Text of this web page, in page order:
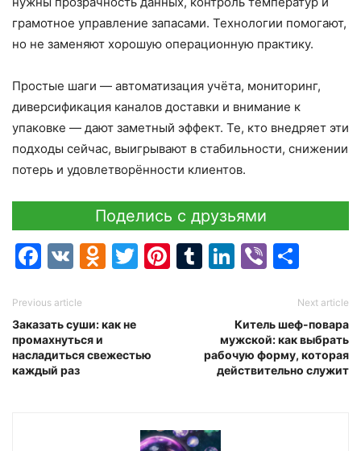
грамотное управление запасами. Технологии помогают,
но не заменяют хорошую операционную практику.
Простые шаги — автоматизация учёта, мониторинг,
диверсификация каналов доставки и внимание к
упаковке — дают заметный эффект. Те, кто внедряет эти
подходы сейчас, выигрывают в стабильности, снижении
потерь и удовлетворённости клиентов.
Поделись с друзьями
Facebook
VK Odnoklassniki
Twitter
Pinterest
Tumblr
LinkedIn
Viber
Previous article
Заказать суши: как не
промахнуться и
насладиться свежестью
каждый раз
Next article
Китель шеф-повара
мужской: как выбрать
рабочую форму, которая
действительно служит